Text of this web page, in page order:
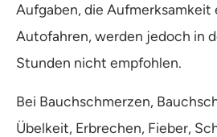
Aufgaben, die Aufmerksamkeit
Autofahren, werden jedoch in
Stunden nicht empfohlen.
Bei Bauchschmerzen,
Übelkeit, Erbrechen, Fieber,